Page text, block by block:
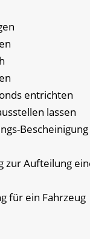
entrichten
lassen
Bescheinigung
zur Aufteilung
für ein Fahrzeug